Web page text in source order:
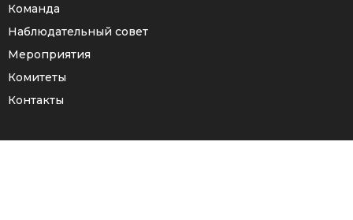
Команда
Наблюдательный совет
Мероприятия
Комитеты
Контакты